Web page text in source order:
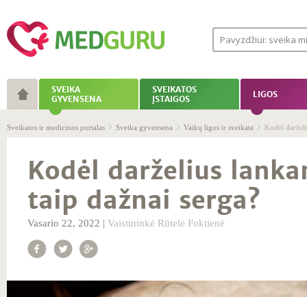
SVEIKA
GYVENSENA
SVEIKATOS
ĮSTAIGOS
LIGOS
Sveikatos ir medicinos portalas Sveika gyvensena Vaikų ligos ir sveikata Kodėl
Kodėl darželius
taip dažnai serga?
Vasario 22, 2022 | Vaistininkė Rūtelė Foktienė